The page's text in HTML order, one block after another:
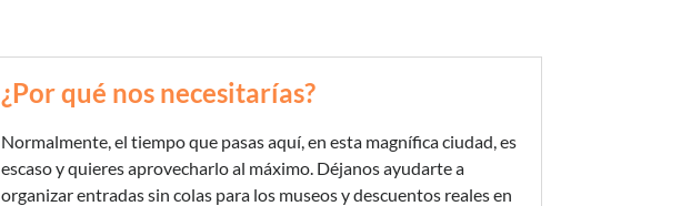
¿Por qué nos necesitarías?
Normalmente, el tiempo que pasas aquí, en esta magnífica ciudad, es
escaso y quieres aprovecharlo al máximo. Déjanos ayudarte a
organizar entradas sin colas para los museos y descuentos reales en